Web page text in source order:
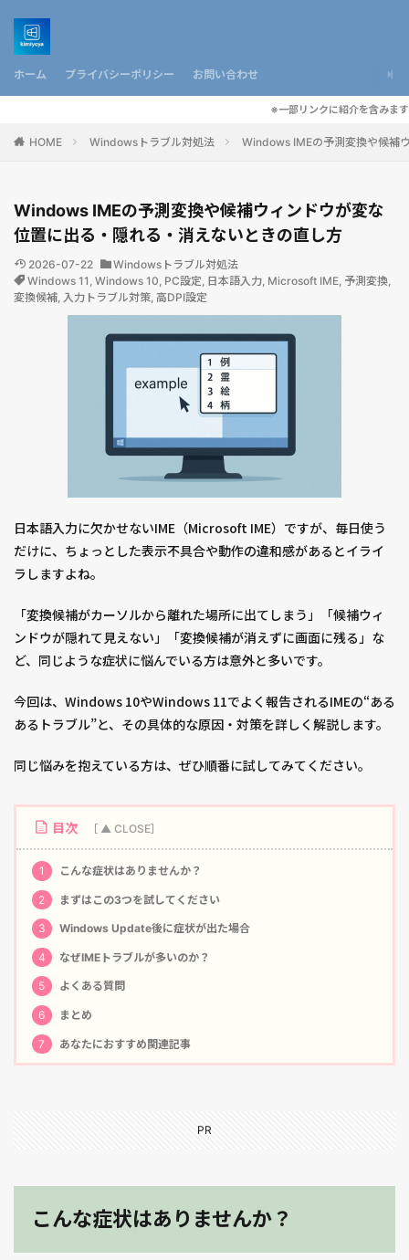
ホーム プライバシーポリシー お問い合わせ
※一部リンクに紹介を含みます
HOME Windowsトラブル対処法 Windows IMEの予測変換や候補
Windows IMEの予測変換や候補ウィンドウが変な
位置に出る・隠れる・消えないときの直し方
2026-07-22
Windowsトラブル対処法
Windows 11 , Windows 10, PC設定, 日本語入力, Microsoft IME, 予測変換,
変換候補, 入力トラブル対策, 高DPI設定
日本語入力に欠かせないIME（Microsoft IME）ですが、毎日使う
だけに、ちょっとした表示不具合や動作の違和感があるとイライ
ラしますよね。
「変換候補がカーソルから離れた場所に出てしまう」「候補ウィ
ンドウが隠れて見えない」「変換候補が消えずに画面に残る」な
ど、同じような症状に悩んでいる方は意外と多いです。
今回は、Windows 10やWindows 11でよく報告されるIMEの“ある
あるトラブル”と、その具体的な原因・対策を詳しく解説します。
同じ悩みを抱えている方は、ぜひ順番に試してみてください。
目次
1 こんな症状はありませんか？
2 まずはこの3つを試してください
3 Windows Update後に症状が出た場合
4 なぜIMEトラブルが多いのか？
5 よくある質問
6 まとめ
7 あなたにおすすめ関連記事
PR
こんな症状はありませんか？